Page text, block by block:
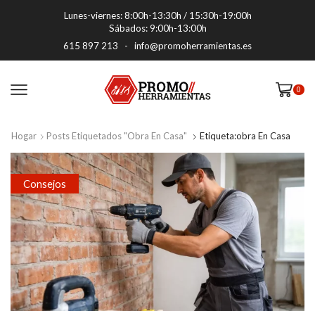
Lunes-viernes: 8:00h-13:30h / 15:30h-19:00h
Sábados: 9:00h-13:00h
615 897 213 - info@promoherramientas.es
0
Hogar Posts Etiquetados "obra En Casa" Etiqueta:obra En Casa
Consejos